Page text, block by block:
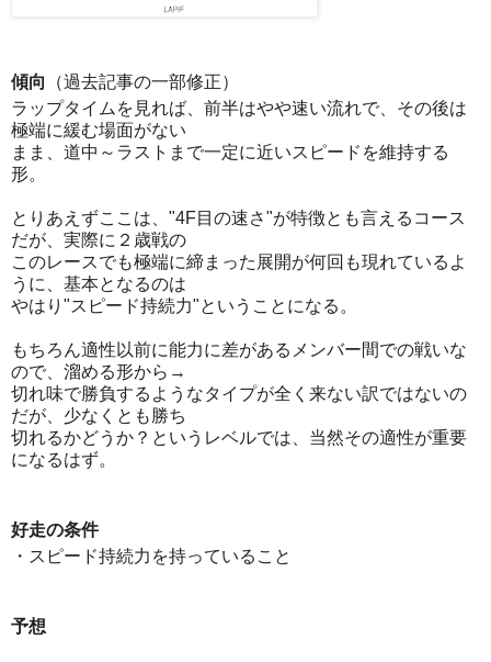
傾向
（過去記事の一部修正）
ラップタイムを見れば、前半はやや速い流れで、その後は
極端に緩む場面がない
まま、道中～ラストまで一定に近いスピードを維持する
形。
とりあえずここは、"4F目の速さ"が特徴とも言えるコース
だが、実際に２歳戦の
このレースでも極端に締まった展開が何回も現れているよ
うに、基本となるのは
やはり"スピード持続力"ということになる。
もちろん適性以前に能力に差があるメンバー間での戦いな
ので、溜める形から→
切れ味で勝負するようなタイプが全く来ない訳ではないの
だが、少なくとも勝ち
切れるかどうか？というレベルでは、当然その適性が重要
になるはず。
好走の条件
・スピード持続力を持っていること
予想